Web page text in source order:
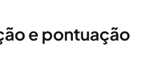
e pontuação